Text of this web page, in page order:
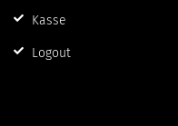
Kasse
Logout